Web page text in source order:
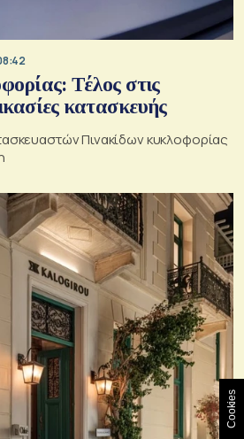
Τέλος στις
κατασκευής
Πινακίδων κυκλοφορίας
Cookies